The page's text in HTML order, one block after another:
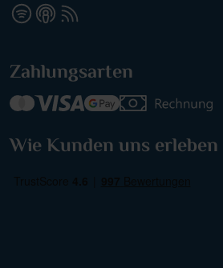
Zahlungsarten
Wie Kunden uns erleben